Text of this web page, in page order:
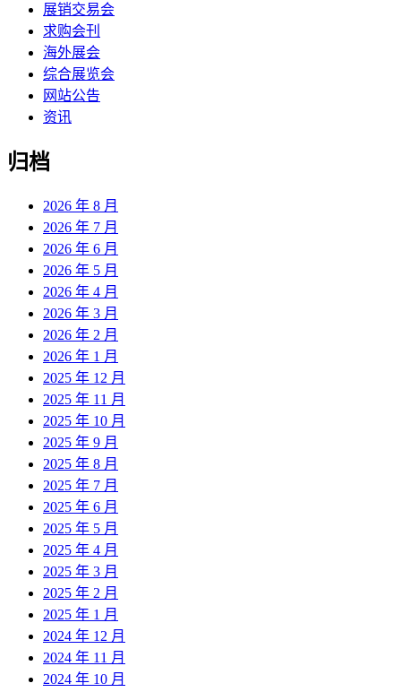
展销交易会
求购会刊
海外展会
综合展览会
网站公告
资讯
归档
2026 年 8 月
2026 年 7 月
2026 年 6 月
2026 年 5 月
2026 年 4 月
2026 年 3 月
2026 年 2 月
2026 年 1 月
2025 年 12 月
2025 年 11 月
2025 年 10 月
2025 年 9 月
2025 年 8 月
2025 年 7 月
2025 年 6 月
2025 年 5 月
2025 年 4 月
2025 年 3 月
2025 年 2 月
2025 年 1 月
2024 年 12 月
2024 年 11 月
2024 年 10 月